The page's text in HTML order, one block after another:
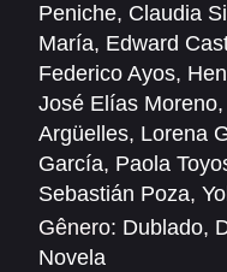
Christian Chávez
Dulce María
RBD
SHOWS
Peniche, Claudia
María, Edward
Federico Ayos,
José Elías Moreno,
Argüelles, Lorena
García, Paola
Sebastián Poza,
Gênero: Dublado,
Novela